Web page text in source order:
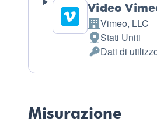
Video
Azienda:
Vimeo, LLC
Luogo
del
trattamento:
Stati Uniti
Dati
Personali
Dati di
Misurazione